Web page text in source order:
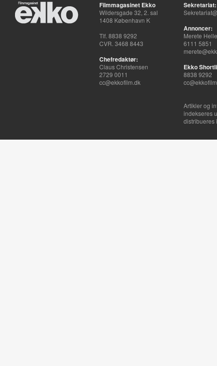
Filmmagasinet Ekko
Wildersgade 32, 2. sal
1408 København K
Tlf. 8838 9292
CVR. 3468 8443
Chefredaktør:
Claus Christensen
2729 0011
cc@ekkofilm.dk
Sekretariat:
Annoncer:
Merete
6111 5851
Ekko
8838 9292
Artikler og
indekseres
distribueres